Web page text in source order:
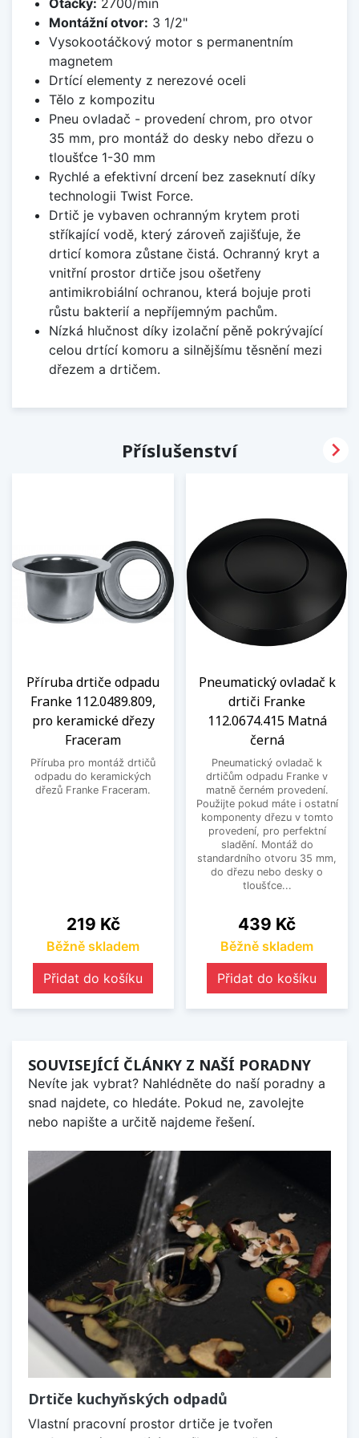
Otáčky: 2700/min
Montážní otvor: 3 1/2"
Vysokootáčkový motor s permanentním
magnetem
Drtící elementy z nerezové oceli
Tělo z kompozitu
Pneu ovladač - provedení chrom, pro otvor
35 mm, pro montáž do desky nebo dřezu o
tloušťce 1-30 mm
Rychlé a efektivní drcení bez zaseknutí díky
technologii Twist Force.
Drtič je vybaven ochranným krytem proti
stříkající vodě, který zároveň zajišťuje, že
drticí komora zůstane čistá. Ochranný kryt a
vnitřní prostor drtiče jsou ošetřeny
antimikrobiální ochranou, která bojuje proti
růstu bakterií a nepříjemným pachům.
Nízká hlučnost díky izolační pěně pokrývající
celou drtící komoru a silnějšímu těsnění mezi
dřezem a drtičem.
Příslušenství
Příruba drtiče odpadu
Franke 112.0489.809,
pro keramické dřezy
Fraceram
Příruba pro montáž drtičů
odpadu do keramických
dřezů Franke Fraceram.
Cena
219 Kč
Běžně skladem
Přidat do košíku
Pneumatický ovladač k
drtiči Franke
112.0674.415 Matná
černá
Pneumatický ovladač k
drtičům odpadu Franke v
matně černém provedení.
Použijte pokud máte i ostatní
komponenty dřezu v tomto
provedení, pro perfektní
sladění. Montáž do
standardního otvoru 35 mm,
do dřezu nebo desky o
tloušťce...
Cena
439 Kč
Běžně skladem
Přidat do košíku

SOUVISEJÍCÍ ČLÁNKY Z NAŠÍ PORADNY
Nevíte jak vybrat? Nahlédněte do naší poradny a
snad najdete, co hledáte. Pokud ne, zavolejte
nebo napište a určitě najdeme řešení.
Drtiče kuchyňských odpadů
Vlastní pracovní prostor drtiče je tvořen